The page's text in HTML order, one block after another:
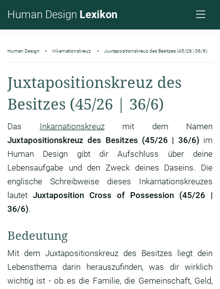
Human Design Lexikon
Human Design Inkarnationskreuz Juxtapositionskreuz des Besitzes (45/26 | 36/6)
Juxtapositionskreuz des
Besitzes (45/26 | 36/6)
Das Inkarnationskreuzmit dem Namen
Juxtapositionskreuz des Besitzes (45/26 | 36/6) im
Human Design gibt dir Aufschluss über deine
Lebensaufgabe und den Zweck deines Daseins. Die
englische Schreibweise dieses Inkarnationskreuzes
lautet Juxtaposition Cross of Possession (45/26 |
36/6).
Bedeutung
Mit dem Juxtapositionskreuz des Besitzes liegt dein
Lebensthema darin herauszufinden, was dir wirklich
wichtig ist - ob es die Familie, die Gemeinschaft, Geld,